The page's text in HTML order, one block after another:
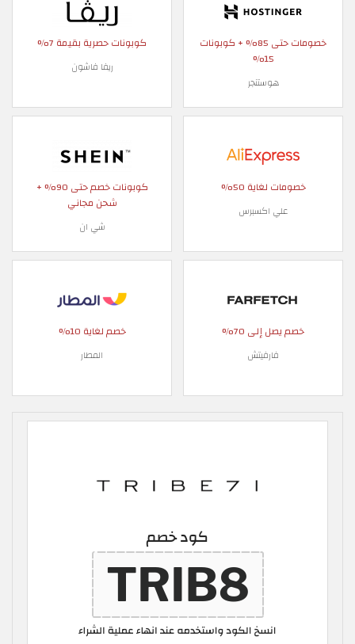
خصومات حتى 85% + كوبونات
15%
هوستنجر
كوبونات حصرية بقيمة 7%
ريفا فاشون
خصومات لغاية 50%
علي اكسبرس
كوبونات خصم حتى 90% +
شحن مجاني
شي ان
خصم يصل إلى 70%
فارفيتش
خصم لغاية 10%
المطار